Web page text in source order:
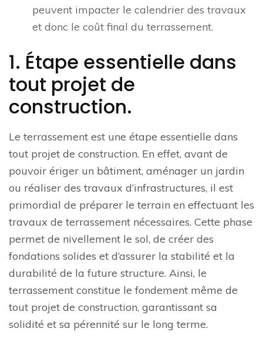
peuvent impacter le calendrier des travaux
et donc le coût final du terrassement.
1. Étape essentielle dans
tout projet de
construction.
Le terrassement est une étape essentielle dans
tout projet de construction. En effet, avant de
pouvoir ériger un bâtiment, aménager un jardin
ou réaliser des travaux d’infrastructures, il est
primordial de préparer le terrain en effectuant les
travaux de terrassement nécessaires. Cette phase
permet de nivellement le sol, de créer des
fondations solides et d’assurer la stabilité et la
durabilité de la future structure. Ainsi, le
terrassement constitue le fondement même de
tout projet de construction, garantissant sa
solidité et sa pérennité sur le long terme.